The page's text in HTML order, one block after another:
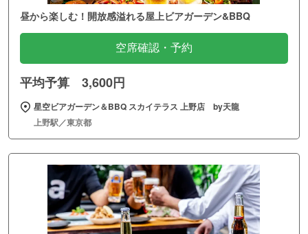
昼から楽しむ！開放感溢れる屋上ビアガーデン&BBQ
空席確認・予約
平均予算 3,600円
星空ビアガーデン＆BBQ スカイテラス 上野店 by天龍
上野駅／東京都